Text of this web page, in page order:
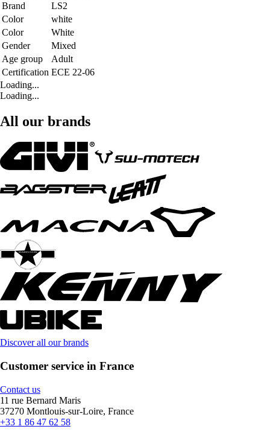
Brand
LS2
Color
white
Color
White
Gender
Mixed
Age group
Adult
Certification ECE 22-06
Loading...
Loading...
All our brands
Discover all our brands
Customer service in France
Contact us
11 rue Bernard Maris
37270 Montlouis-sur-Loire, France
+33 1 86 47 62 58